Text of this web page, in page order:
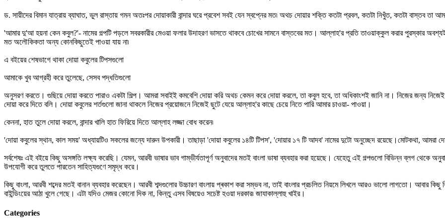
ড. সায়ীদের বিমান যাত্রায় ব্যাঘাত, ভুল রাস্তায় গমন অতঃপর দোয়াকারী বান্দার ঘরে প্রবেশ সবই যেন স্বপ্নের মত৷ অথচ দোয়ার শক্তি কতটা প্রবল, কতটা নিখুঁত, কতটা বাস্তব তা
'আমার দু'আ হয়না কেন কবুল?'- নামের গল্পটি পড়লে সবরকারীর মেওয়া ফলার উদাহরণ ভাসতে থাকবে চোখের সামনে বাস্তবের মত। আল্লাহ'র প্রতি তাওয়াক্কুল করার পুরস্কার
মত অলৌকিকতা অন্য কোনকিছুতেই পাওয়া যায় না৷
এ বইয়ের শেষভাগে থাকা দোয়া কবুলের টিপসগুলো
আমাকে খুব আগ্রহী করে তুলেছে, সেসব পদ্ধতিগুলো
অনুসরণ করতে। গুছিয়ে দোয়া করতে পারাও একটা শিল্প। আমরা সবাইই কমবেশি দোয়া করি অথচ কেমন করে দোয়া করলে, তা কবুল হবে, তা অধিকাংশই জানি না। নিজের জন্য
দোয়া করে দিতে বলি। দোয়া কবুলের শর্তগুলো জানা থাকলে নিজের প্রয়োজনে নিজেই ছুটে যেয়ে আল্লাহ'র কাছে চেয়ে নিতে পারি আমার চাওয়া- পাওয়া।
কেননা, হাত তুলে দোয়া করলে, বান্দার খালি হাত ফিরিয়ে দিতে আল্লাহ লজ্জা বোধ করেন৷
'দোয়া কবুলের স্থান, কাল সময়' অধ্যায়টিও সকলের জন্যে দারুন উপকারী। তাছাড়া 'দোয়া কবুলের ১৪টি টিপস', 'দোয়ার ১৭ টি আদব' নামের দুটো অনুচ্ছেদ রয়েছে।মোটকথা, আমরা
সর্বশেষঃ এই বইয়ে কিছু অসঙ্গতি লক্ষ্য করেছি। যেমন, আরবী ভাষার ভাব গাম্ভীর্যতাপূর্ণ অনুবাদের মতই বাংলা ভাষা ব্যবহার করা হয়েছে। যেহেতু এই গল্পগুলো বিভিন্ন ব্লগ
উপযোগী করে তুলতে পারতেন সাহিত্যগুণে সমৃদ্ধ করে।
কিছু বাংলা, আরবী শব্দের মতই বানান ব্যবহার করেছেন। আরবী শব্দগুলোর উচ্চারণ বাংলায় প্ৰকাশ করা সম্ভব না, তাই বাংলার প্রচলিত নিয়মে লিখলে আরও ভালো লাগতো। আবার
বাইন্ডিংয়ের আঠা খুলে গেছে। এটা যদিও মেজর কোনো দিক না, কিন্তু এসব বিষয়েও সচেষ্ট হওয়া দরকার৷ জাযাকাল্লাহু খাইর।
Categories